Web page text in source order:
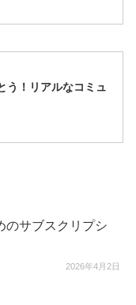
う！リアルなコミュ
2026年4月2日
のサブスクリプシ